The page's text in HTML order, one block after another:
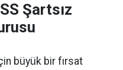
Şartsız
büyük bir fırsat